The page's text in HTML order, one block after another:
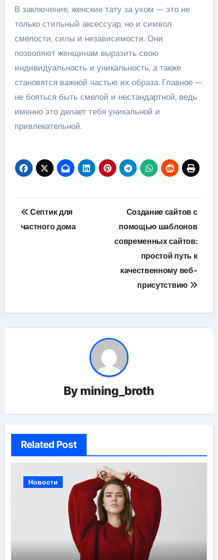
В заключение, женские тату за ухом — это не
только стильный аксессуар, но и символ
смелости, силы и независимости. Они
позволяют женщинам выразить свою
индивидуальность и уникальность, а также
становятся важной частью их образа. Главное —
не бояться быть смелой и нестандартной, ведь
именно это делает тебя уникальной и
привлекательной.
Навигация
по
Септик для
частного дома
Создание сайтов с
помощью шаблонов
современных сайтов:
простой путь к
качественному веб-
присутствию
By mining_broth
Related Post
Новости